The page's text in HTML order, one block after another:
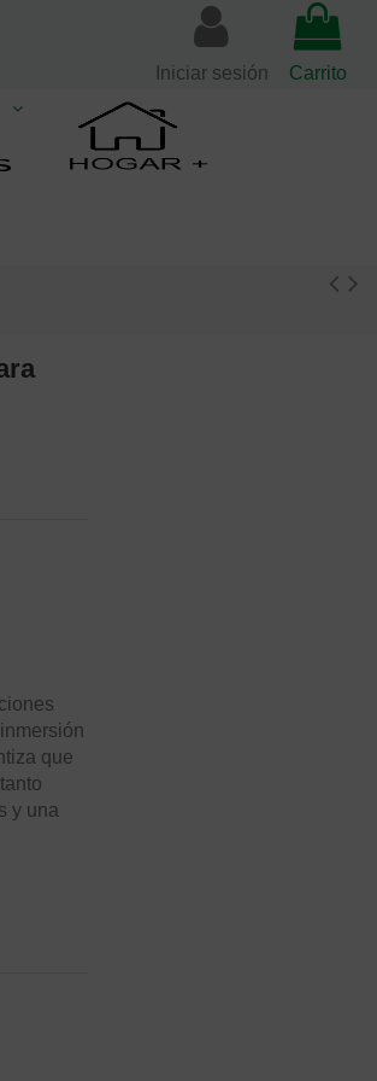
Iniciar sesión Carrito
que
y una